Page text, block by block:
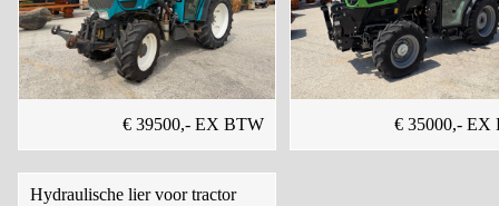
€ 39500,- EX BTW € 35000,- EX
Hydraulische lier voor tractor